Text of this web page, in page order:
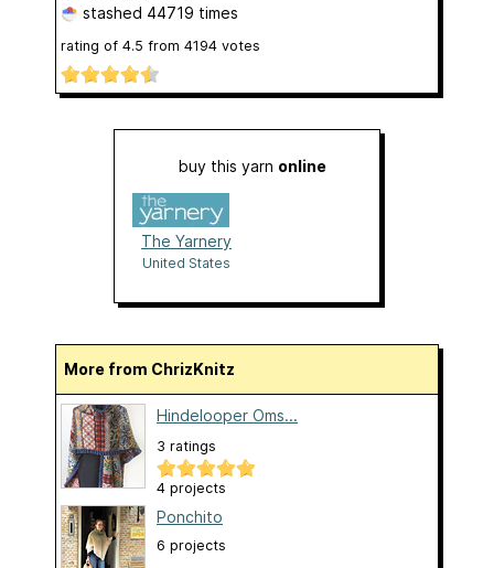
stashed 44719 times
rating of 4.5 from 4194 votes
buy this yarn online
The Yarnery
United States
More from ChrizKnitz
Hindelooper Oms...
3 ratings
4 projects
Ponchito
6 projects